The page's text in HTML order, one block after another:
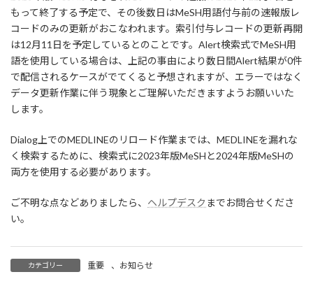
もって終了する予定で、その後数日はMeSH用語付与前の速報版レ
コードのみの更新がおこなわれます。索引付与レコードの更新再開
は12月11日を予定しているとのことです。Alert検索式でMeSH用
語を使用している場合は、上記の事由により数日間Alert結果が0件
で配信されるケースがでてくると予想されますが、エラーではなく
データ更新作業に伴う現象とご理解いただきますようお願いいた
します。
Dialog上でのMEDLINEのリロード作業までは、MEDLINEを漏れな
く検索するために、検索式に2023年版MeSHと2024年版MeSHの
両方を使用する必要があります。
ご不明な点などありましたら、 ヘルプデスク までお問合せくださ
い。
カテゴリー 重要 、 お知らせ